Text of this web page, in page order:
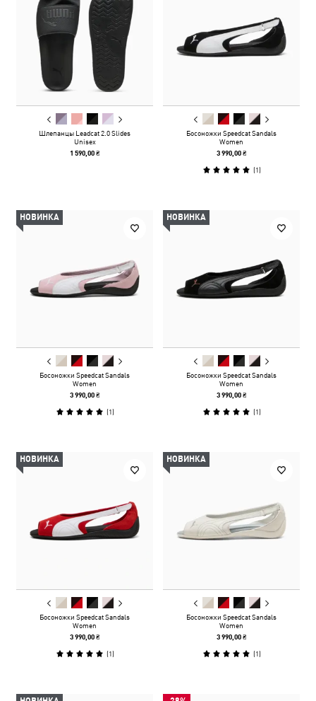
Шлепанцы Leadcat 2.0 Slides
Unisex
1 590,00 ₴
Босоножки Speedcat Sandals
Women
3 990,00 ₴
(1)
НОВИНКА
Босоножки Speedcat Sandals
Women
3 990,00 ₴
(1)
НОВИНКА
Босоножки Speedcat Sandals
Women
3 990,00 ₴
(1)
НОВИНКА
Босоножки Speedcat Sandals
Women
3 990,00 ₴
(1)
НОВИНКА
Босоножки Speedcat Sandals
Women
3 990,00 ₴
(1)